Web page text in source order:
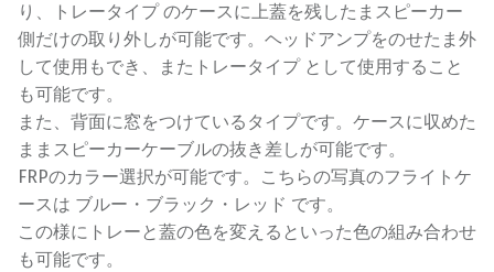
り、トレータイプ のケースに上蓋を残したまスピーカー
側だけの取り外しが可能です。ヘッドアンプをのせたま外
して使用もでき、またトレータイプ として使用すること
も可能です。
また、背面に窓をつけているタイプです。ケースに収めた
ままスピーカーケーブルの抜き差しが可能です。
FRPのカラー選択が可能です。こちらの写真のフライトケ
ースは ブルー・ブラック・レッド です。
この様にトレーと蓋の色を変えるといった色の組み合わせ
も可能です。